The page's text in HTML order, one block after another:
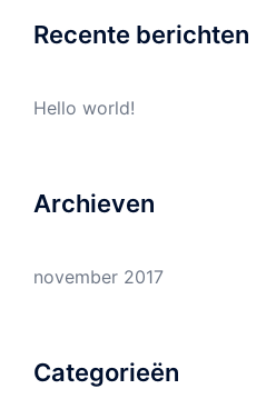
Recente berichten
Hello world!
Archieven
november 2017
Categorieën